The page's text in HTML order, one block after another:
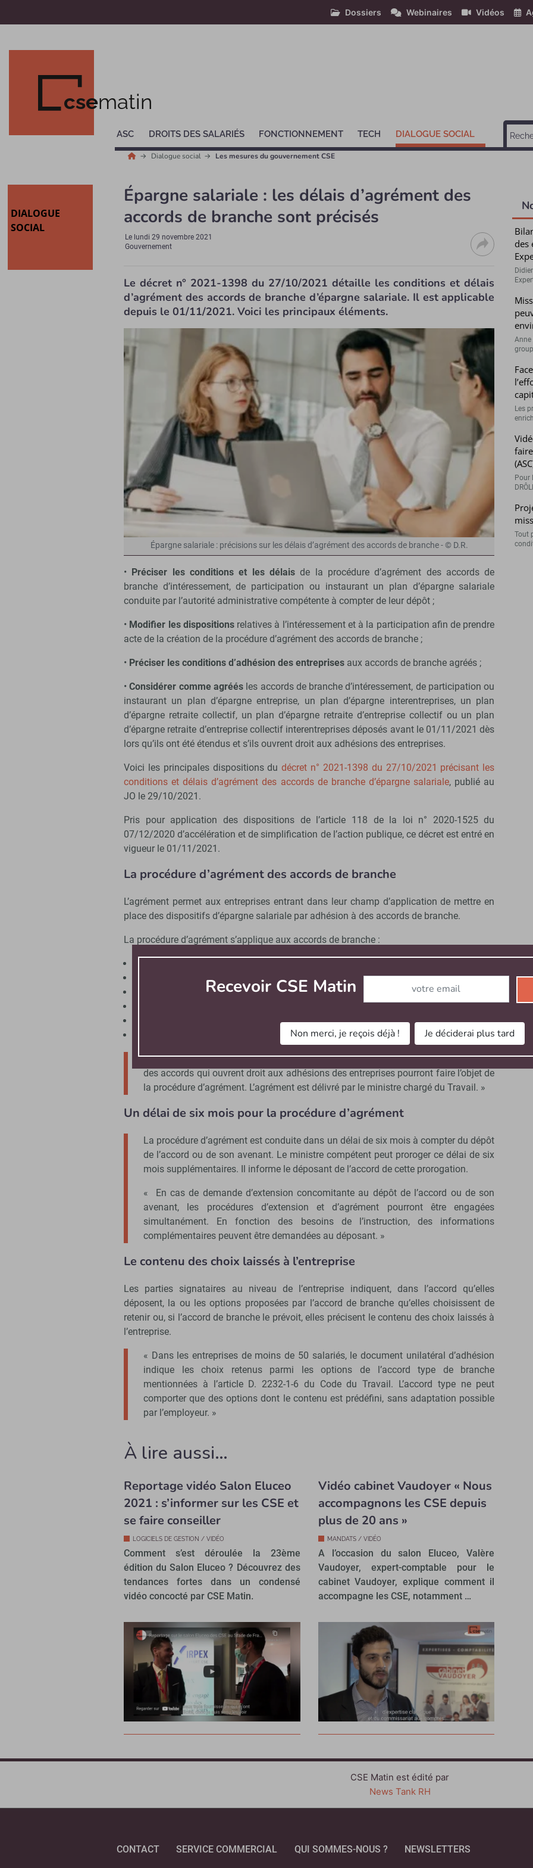
Dossiers Webinaires Vidéos
csematin
ASC DROITS DES SALARIÉS FONCTIONNEMENT TECH DIALOGUE SOCIAL
Dialogue social Les mesures du gouvernement CSE
DIALOGUE
SOCIAL
Épargne salariale : les délais d’agrément des
accords de branche sont précisés
Le lundi 29 novembre 2021
Gouvernement
Le décret n° 2021-1398 du 27/10/2021 détaille les conditions et délais
d’agrément des accords de branche d’épargne salariale. Il est applicable
depuis le 01/11/2021. Voici les principaux éléments.
Épargne salariale : précisions sur les délais d’agrément des accords de branche - © D.R.
• Préciser les conditions et les délais de la procédure d’agrément des accords de
branche d’intéressement, de participation ou instaurant un plan d’épargne salariale
conduite par l’autorité administrative compétente à compter de leur dépôt ;
• Modifier les dispositionsrelatives à l’intéressement et à la participation afin de prendre
acte de la création de la procédure d’agrément des accords de branche ;
• Préciser les conditions d’adhésion des entreprises aux accords de branche agréés ;
• Considérer comme agréésles accords de branche d’intéressement, de participation ou
instaurant un plan d’épargne entreprise, un plan d’épargne interentreprises, un plan
d’épargne retraite collectif, un plan d’épargne retraite d’entreprise collectif ou un plan
d’épargne retraite d’entreprise collectif interentreprises déposés avant le 01/11/2021 dès
lors qu’ils ont été étendus et s’ils ouvrent droit aux adhésions des entreprises.
Voici les principales dispositions dudécret n° 2021-1398 du 27/10/2021 précisant les
conditions et délais d’agrément des accords de branche d’épargne salariale, publié au
JO le 29/10/2021.
Pris pour application des dispositions de l’article 118 de la loi n° 2020-1525 du
07/12/2020 d’accélération et de simplification de l’action publique, ce décret est entré en
vigueur le 01/11/2021.
La procédure d’agrément des accords de branche
L’agrément permet aux entreprises entrant dans leur champ d’application de mettre en
place des dispositifs d’épargne salariale par adhésion à des accords de branche.
La procédure d’agrément s’applique aux accords de branche :
ou instaurant un plan d’épargne entreprise,
un plan d’épargne retraite d’entreprise collectif,
un plan d’épargne retraite d’entreprise collectif interentreprises.
« Seuls les accords ouvrant droit aux adhésions des entreprises et les avenants à
des accords qui ouvrent droit aux adhésions des entreprises pourront faire l’objet de
la procédure d’agrément. L’agrément est délivré par le ministre chargé du Travail. »
Un délai de six mois pour la procédure d’agrément
La procédure d’agrément est conduite dans un délai de six mois à compter du dépôt
de l’accord ou de son avenant. Le ministre compétent peut proroger ce délai de six
mois supplémentaires. Il informe le déposant de l’accord de cette prorogation.
« En cas de demande d’extension concomitante au dépôt de l’accord ou de son
avenant, les procédures d’extension et d’agrément pourront être engagées
simultanément. En fonction des besoins de l’instruction, des informations
complémentaires peuvent être demandées au déposant. »
Le contenu des choix laissés à l’entreprise
Les parties signataires au niveau de l’entreprise indiquent, dans l’accord qu’elles
déposent, la ou les options proposées par l’accord de branche qu’elles choisissent de
retenir ou, si l’accord de branche le prévoit, elles précisent le contenu des choix laissés à
l’entreprise.
« Dans les entreprises de moins de 50 salariés, le document unilatéral d’adhésion
indique les choix retenus parmi les options de l’accord type de branche
mentionnées à l’article D. 2232-1-6 du Code du Travail. L’accord type ne peut
comporter que des options dont le contenu est prédéfini, sans adaptation possible
par l’employeur. »
À lire aussi…
Reportage vidéo Salon Eluceo
2021 : s’informer sur les CSE et
se faire conseiller
LOGICIELS DE GESTION / VIDÉO
Comment s’est déroulée la 23ème
édition du Salon Eluceo ? Découvrez des
tendances fortes dans un condensé
vidéo concocté par CSE Matin.
Vidéo cabinet Vaudoyer « Nous
accompagnons les CSE depuis
plus de 20 ans »
MANDATS / VIDÉO
A l’occasion du salon Eluceo, Valère
Vaudoyer, expert-comptable pour le
cabinet Vaudoyer, explique comment il
accompagne les CSE, notamment …
des
Anne
Les
Pour
Tout
Recevoir CSE Matin Abonnez-vous à notre newsletter
Non merci, je reçois déjà ! Je déciderai plus tard
CSE Matin est édité par
News Tank RH
CONTACT SERVICE COMMERCIAL QUI SOMMES-NOUS ? NEWSLETTERS